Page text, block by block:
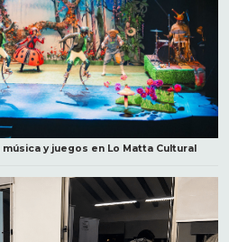
y juegos en Lo Matta Cultural